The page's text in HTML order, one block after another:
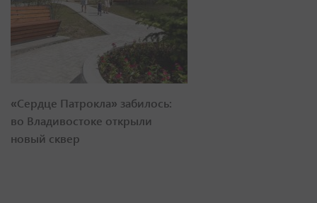
«Сердце Патрокла» забилось:
во Владивостоке открыли
новый сквер